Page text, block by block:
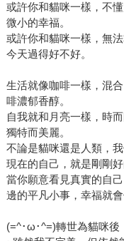
或許你和貓咪一樣，不
微小的幸福。
或許你和貓咪一樣，無
今天過得好不好。
生活就像咖啡一樣，混
啡濃郁香醇。
自我就和月亮一樣，時
獨特而美麗。
不論是貓咪還是人類，
現在的自己，就是剛剛好
當你願意看見真實的自
邊的平凡小事，幸福就
(=^･ω･^=)轉世為貓咪